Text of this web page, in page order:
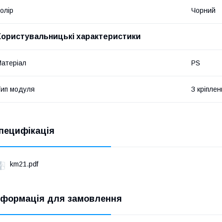
Чорний
характеристики
PS
модуля З
km21.pdf
для замовлення